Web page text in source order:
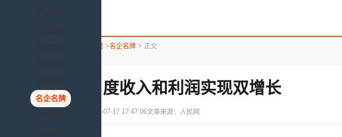
文化教育
热点舆情
魅力旅游
中国节会
名企名牌
资讯动态
文旅驿站
您所在的位置： 首页 >名企名牌 > 正文
央企月度收入和利润实现双增长
发布时间：2020-07-17 17:47:06文章来源：人民网